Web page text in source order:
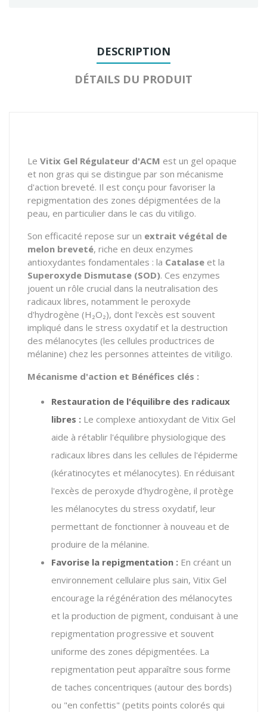
DESCRIPTION
DÉTAILS DU PRODUIT
Le Vitix Gel Régulateur d'ACM est un gel opaque
et non gras qui se distingue par son mécanisme
d'action breveté. Il est conçu pour favoriser la
repigmentation des zones dépigmentées de la
peau, en particulier dans le cas du vitiligo.
Son efficacité repose sur un extrait végétal de
melon breveté, riche en deux enzymes
antioxydantes fondamentales : la Catalase et la
Superoxyde Dismutase (SOD). Ces enzymes
jouent un rôle crucial dans la neutralisation des
radicaux libres, notamment le peroxyde
d'hydrogène (H₂O₂), dont l'excès est souvent
impliqué dans le stress oxydatif et la destruction
des mélanocytes (les cellules productrices de
mélanine) chez les personnes atteintes de vitiligo.
Mécanisme d'action et Bénéfices clés :
Restauration de l'équilibre des radicaux
libres : Le complexe antioxydant de Vitix Gel
aide à rétablir l'équilibre physiologique des
radicaux libres dans les cellules de l'épiderme
(kératinocytes et mélanocytes). En réduisant
l'excès de peroxyde d'hydrogène, il protège
les mélanocytes du stress oxydatif, leur
permettant de fonctionner à nouveau et de
produire de la mélanine.
Favorise la repigmentation : En créant un
environnement cellulaire plus sain, Vitix Gel
encourage la régénération des mélanocytes
et la production de pigment, conduisant à une
repigmentation progressive et souvent
uniforme des zones dépigmentées. La
repigmentation peut apparaître sous forme
de taches concentriques (autour des bords)
ou "en confettis" (petits points colorés qui